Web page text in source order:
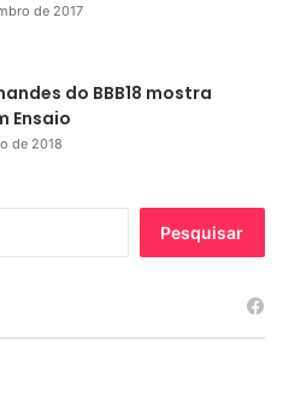
de 2017
do BBB18 mostra
Ensaio
de 2018